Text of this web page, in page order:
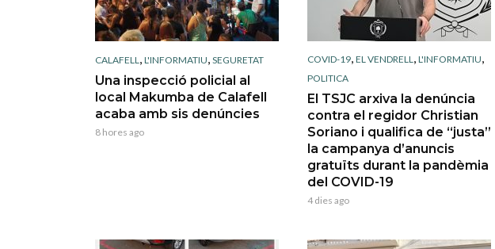
CALAFELL, L'INFORMATIU, SEGURETAT
Una inspecció policial al
local Makumba de Calafell
acaba amb sis denúncies
8 hores ago
COVID-19, EL VENDRELL, L'INFORMATIU,
POLITICA
El TSJC arxiva la denúncia
contra el regidor Christian
Soriano i qualifica de “justa”
la campanya d’anuncis
gratuïts durant la pandèmia
del COVID-19
4 dies ago